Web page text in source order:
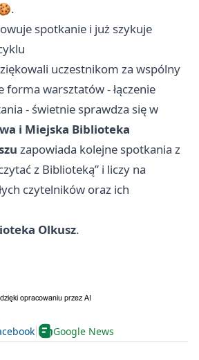
spotkanie i już szykuje
uczestnikom za wspólny
forma warsztatów - łączenie
- świetnie sprawdza się w
i Miejska Biblioteka
zapowiada kolejne spotkania z
z Biblioteką” i liczy na
czytelników oraz ich
Olkusz.
Google News